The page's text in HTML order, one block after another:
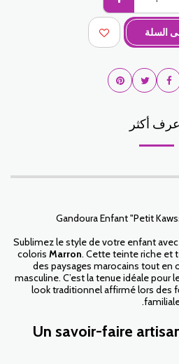
السلة
أكثر
Gandoura Enfant "Petit
Sublimez le style de votre enfant
coloris Marron. Cette teinte riche et
des paysages marocains tout en
masculine. C’est la tenue idéale pour
look traditionnel affirmé lors des
Un savoir-faire